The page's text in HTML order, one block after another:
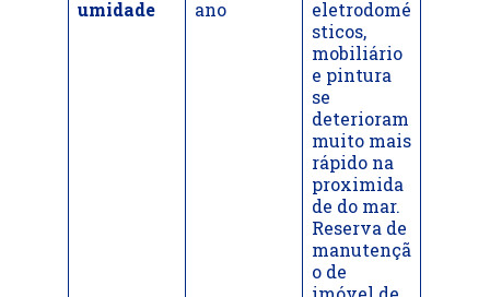
umidade
ano
eletrodomé
sticos,
mobiliário
e pintura
se
deterioram
muito mais
rápido na
proximida
de do mar.
Reserva de
manutençã
o de